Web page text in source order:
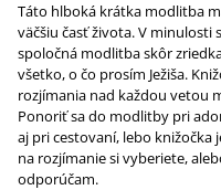
Táto hlboká krátka modlitba
väčšiu časť života. V minulosti
spoločná modlitba skôr
všetko, o čo prosím Ježiša.
rozjímania nad každou vetou
Ponoriť sa do modlitby pri
aj pri cestovaní, lebo knižočka
na rozjímanie si vyberiete,
odporúčam.